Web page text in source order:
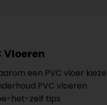
Vloeren
een PVC vloer
PVC vloeren
het-zelf tips